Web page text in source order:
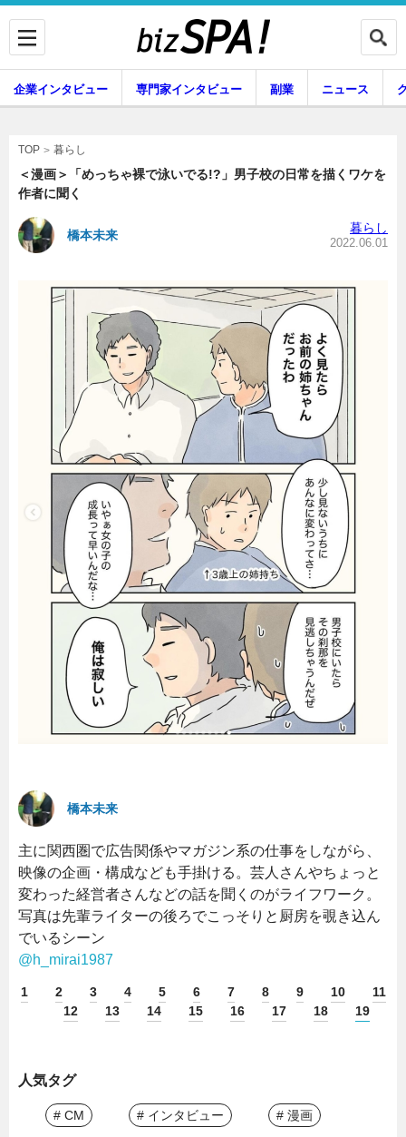
専門家インタビュー
ニュース
グルメ スキル
エンタメ
連載一覧
企業インタビュー 専門家インタビュー 副業 ニュース
TOP 暮らし
＜漫画＞「めっちゃ裸で泳いでる!?」男子校の日常を描くワケを
作者に聞く
橋本未来 暮らし
2022.06.01
橋本未来
主に関西圏で広告関係やマガジン系の仕事をしながら、
映像の企画・構成なども手掛ける。芸人さんやちょっと
変わった経営者さんなどの話を聞くのがライフワーク。
写真は先輩ライターの後ろでこっそりと厨房を覗き込ん
でいるシーン
@h_mirai1987
1 2 3 4 5 6 7 8 9 10
11
12
13 14 15 16 17 18 19
人気タグ
# CM # インタビュー # 漫画